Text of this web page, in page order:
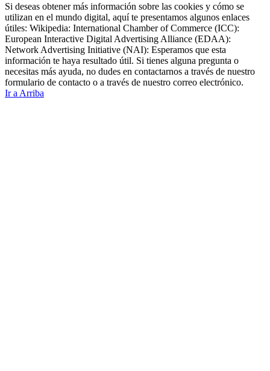
Si deseas obtener más información sobre las cookies y cómo se
utilizan en el mundo digital, aquí te presentamos algunos enlaces
útiles: Wikipedia: International Chamber of Commerce (ICC):
European Interactive Digital Advertising Alliance (EDAA):
Network Advertising Initiative (NAI): Esperamos que esta
información te haya resultado útil. Si tienes alguna pregunta o
necesitas más ayuda, no dudes en contactarnos a través de nuestro
formulario de contacto o a través de nuestro correo electrónico.
Ir a Arriba